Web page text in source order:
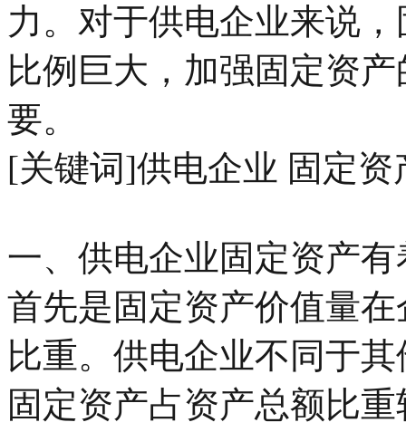
力。对于供电企业来说
比例巨大，加强固定资
要。
[关键词]供电企业 固定资
一、供电企业固定资产
首先是固定资产价值量
比重。供电企业不同于
固定资产占资产总额比